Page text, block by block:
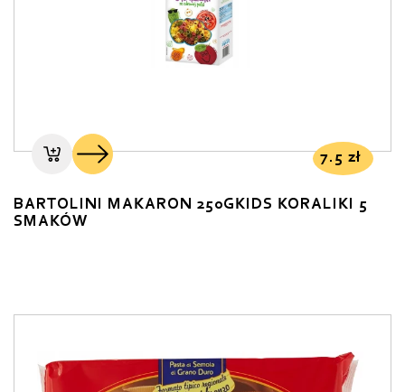
7.5 zł
BARTOLINI MAKARON 250GKIDS KORALIKI 5
SMAKÓW